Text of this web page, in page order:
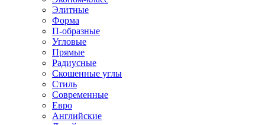
Элитные
Форма
П-образные
Угловые
Прямые
Радиусные
Скошенные углы
Стиль
Современные
Евро
Английские